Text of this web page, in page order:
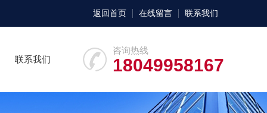
返回首页 在线留言 联系我们
咨询热线
18049958167
联系我们